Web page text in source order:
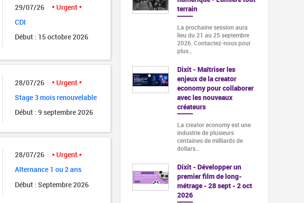
29/07/26
Urgent
CDI
Début : 15 octobre 2026
28/07/26
Urgent
Stage 3 mois renouvelable
Début : 9 septembre 2026
28/07/26
Urgent
Alternance 1 ou 2 ans
Début : Septembre 2026
terrain
La prochaine session aura
lieu du 21 au 25 septembre
2026. Contactez-nous pour
plus…
Dixit - Maîtriser les
enjeux de la creator
economy pour collaborer
avec les nouveaux
créateurs
La creator economy est une
industrie de plusieurs
centaines de milliards de
dollars…
Dixit - Développer un
premier film de long-
métrage - 28 sept - 2 oct
2026